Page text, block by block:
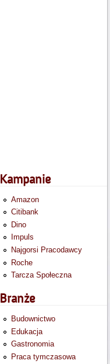
Kampanie
Amazon
Citibank
Dino
Impuls
Najgorsi Pracodawcy
Roche
Tarcza Społeczna
Branże
Budownictwo
Edukacja
Gastronomia
Praca tymczasowa